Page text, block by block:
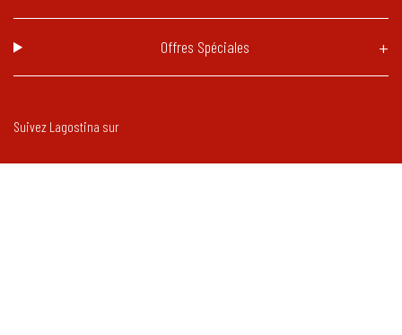
Offres Spéciales
Suivez Lagostina sur